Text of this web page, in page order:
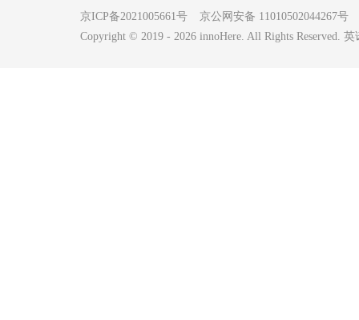
京ICP备2021005661号
京公网安备 11010502044267号
Copyright © 2019 - 2026 innoHere. All Rights Reserved.